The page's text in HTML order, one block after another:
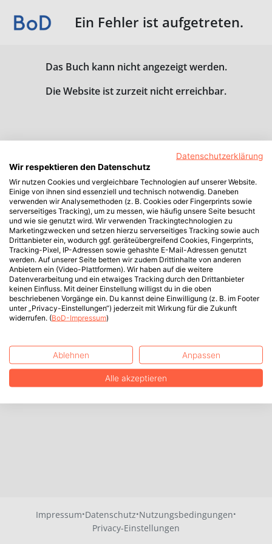
Ein Fehler ist aufgetreten.
Das Buch kann nicht angezeigt werden.
Die Website ist zurzeit nicht erreichbar.
Impressum·Datenschutz·Nutzungsbedingungen·
Privacy-Einstellungen
Datenschutzerklärung
Wir respektieren den Datenschutz
Wir nutzen Cookies und vergleichbare Technologien auf unserer Website.
Einige von ihnen sind essenziell und technisch notwendig. Daneben
verwenden wir Analysemethoden (z. B. Cookies oder Fingerprints sowie
serverseitiges Tracking), um zu messen, wie häufig unsere Seite besucht
und wie sie genutzt wird. Wir verwenden Trackingtechnologien zu
Marketingzwecken und setzen hierzu serverseitiges Tracking sowie auch
Drittanbieter ein, wodurch ggf. geräteübergreifend Cookies, Fingerprints,
Tracking-Pixel, IP-Adressen sowie gehashte E-Mail-Adressen genutzt
werden. Auf unserer Seite betten wir zudem Drittinhalte von anderen
Anbietern ein (Video-Plattformen). Wir haben auf die weitere
Datenverarbeitung und ein etwaiges Tracking durch den Drittanbieter
keinen Einfluss. Mit deiner Einstellung willigst du in die oben
beschriebenen Vorgänge ein. Du kannst deine Einwilligung (z. B. im Footer
unter „Privacy-Einstellungen“) jederzeit mit Wirkung für die Zukunft
widerrufen. (BoD-Impressum)
Ablehnen Anpassen
Alle akzeptieren